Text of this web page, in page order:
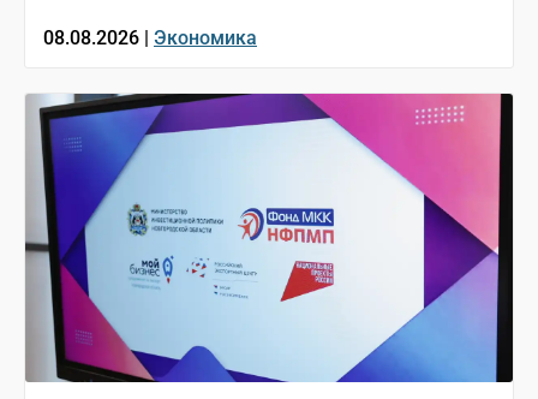
08.08.2026 | Экономика